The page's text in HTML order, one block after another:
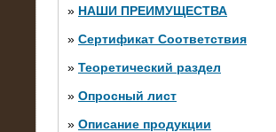
» НАШИ ПРЕИМУЩЕСТВА
» Сертификат Соответствия
» Теоретический раздел
» Опросный лист
» Описание продукции
10.10.2014
Нагрузочный комплекс 20 МВт в 2
яруса (напряжение 6-10 кВ)